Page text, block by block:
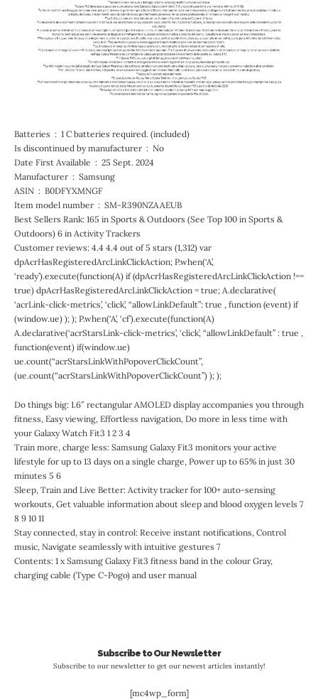
Batteries ‏ : ‎ 1 C batteries required. (included)
Is discontinued by manufacturer ‏ : ‎ No
Date First Available ‏ : ‎ 25 Sept. 2024
Manufacturer ‏ : ‎ Samsung
ASIN ‏ : ‎ B0DFYXMNGF
Item model number ‏ : ‎ SM-R390NZAAEUB
Best Sellers Rank: 165 in Sports & Outdoors (See Top 100 in Sports &
Outdoors) 6 in Activity Trackers
Customer reviews: 4.4 4.4 out of 5 stars (1,312) var
dpAcrHasRegisteredArcLinkClickAction; P.when(‘A’,
‘ready’).execute(function(A) if (dpAcrHasRegisteredArcLinkClickAction !==
true) dpAcrHasRegisteredArcLinkClickAction = true; A.declarative(
‘acrLink-click-metrics’, ‘click’, “allowLinkDefault”: true , function (event) if
(window.ue) ); ); P.when(‘A’, ‘cf’).execute(function(A)
A.declarative(‘acrStarsLink-click-metrics’, ‘click’, “allowLinkDefault” : true ,
function(event) if(window.ue)
ue.count(“acrStarsLinkWithPopoverClickCount”,
(ue.count(“acrStarsLinkWithPopoverClickCount”) ); );
Do things big: 1.6″ rectangular AMOLED display accompanies you through
fitness, Easy viewing, Effortless navigation, Do more in less time with
your Galaxy Watch Fit3 1 2 3 4
Train more, charge less: Samsung Galaxy Fit3 monitors your active
lifestyle for up to 13 days on a single charge, Power up to 65% in just 30
minutes 5 6
Sleep, Train and Live Better: Activity tracker for 100+ auto-sensing
workouts, Get valuable information about sleep and blood oxygen levels 7
8 9 10 11
Stay connected, stay in control: Receive instant notifications, Control
music, Navigate seamlessly with intuitive gestures 7
Contents: 1 x Samsung Galaxy Fit3 fitness band in the colour Gray,
charging cable (Type C-Pogo) and user manual
Subscribe to Our Newsletter
Subscribe to our newsletter to get our newest articles instantly!
[mc4wp_form]